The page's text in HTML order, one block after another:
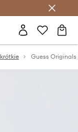
Guess